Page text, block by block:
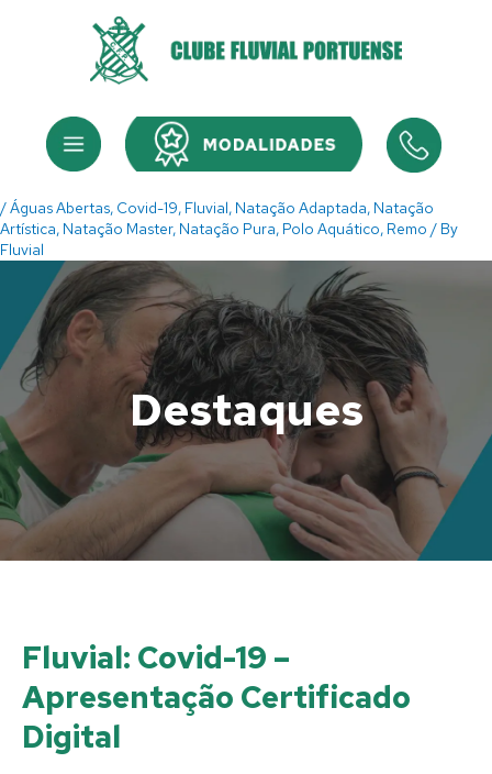
Menu Menu
/Águas Abertas, Covid-19, Fluvial, Natação Adaptada, Natação
Artística, Natação Master, Natação Pura, Polo Aquático, Remo / By
Fluvial
Destaques
Fluvial: Covid-19 –
Apresentação Certificado
Digital